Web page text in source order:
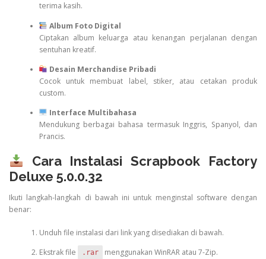
terima kasih.
Album Foto Digital
Ciptakan album keluarga atau kenangan perjalanan dengan
sentuhan kreatif.
Desain Merchandise Pribadi
Cocok untuk membuat label, stiker, atau cetakan produk
custom.
Interface Multibahasa
Mendukung berbagai bahasa termasuk Inggris, Spanyol, dan
Prancis.
Cara Instalasi Scrapbook Factory
Deluxe 5.0.0.32
Ikuti langkah-langkah di bawah ini untuk menginstal software dengan
benar:
Unduh file instalasi dari link yang disediakan di bawah.
Ekstrak file
.rar menggunakan WinRAR atau 7-Zip.